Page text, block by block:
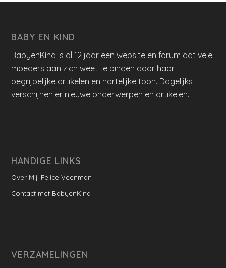
BABY EN KIND
BabyenKind is al 12 jaar een website en forum dat vele
moeders aan zich weet te binden door haar
begrijpelijke artikelen en hartelijke toon. Dagelijks
verschijnen er nieuwe onderwerpen en artikelen.
HANDIGE LINKS
Over Mij: Felice Veenman
Contact met BabyenKind
VERZAMELINGEN